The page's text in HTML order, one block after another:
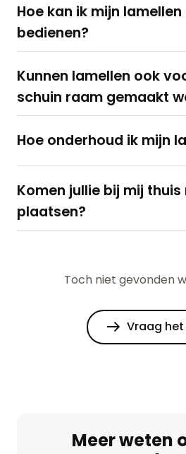
Hoe kan ik mijn lamellen
bedienen?
Kunnen lamellen ook
schuin raam gemaakt
Hoe onderhoud ik mijn
Komen jullie bij mij thuis
plaatsen?
Toch niet gevonden
Vraag het
Meer weten